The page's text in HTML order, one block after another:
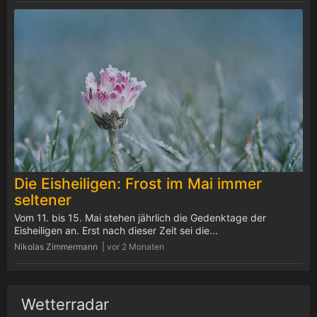
Die Eisheiligen: Frost im Mai immer
seltener
Nikolas Zimmermann | vor 2 Monaten
Vom 11. bis 15. Mai stehen jährlich die Gedenktage der
Eisheiligen an. Erst nach dieser Zeit sei die...
Wetterradar